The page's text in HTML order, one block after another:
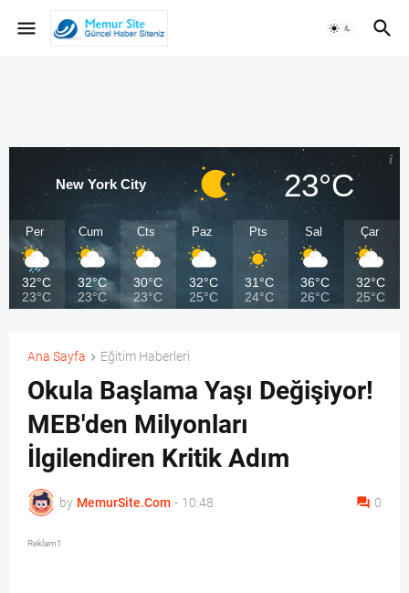
New York City 23°C
Per
32°C
23°C
Cum
32°C
23°C
Cts
30°C
23°C
Paz
32°C
25°C
Pts
31°C
24°C
Sal
36°C
26°C
Çar
32°C
25°C
Ana Sayfa Eğitim Haberleri
Okula Başlama Yaşı Değişiyor!
MEB'den Milyonları
İlgilendiren Kritik Adım
by MemurSite.Com - 10:48 0
Reklam1